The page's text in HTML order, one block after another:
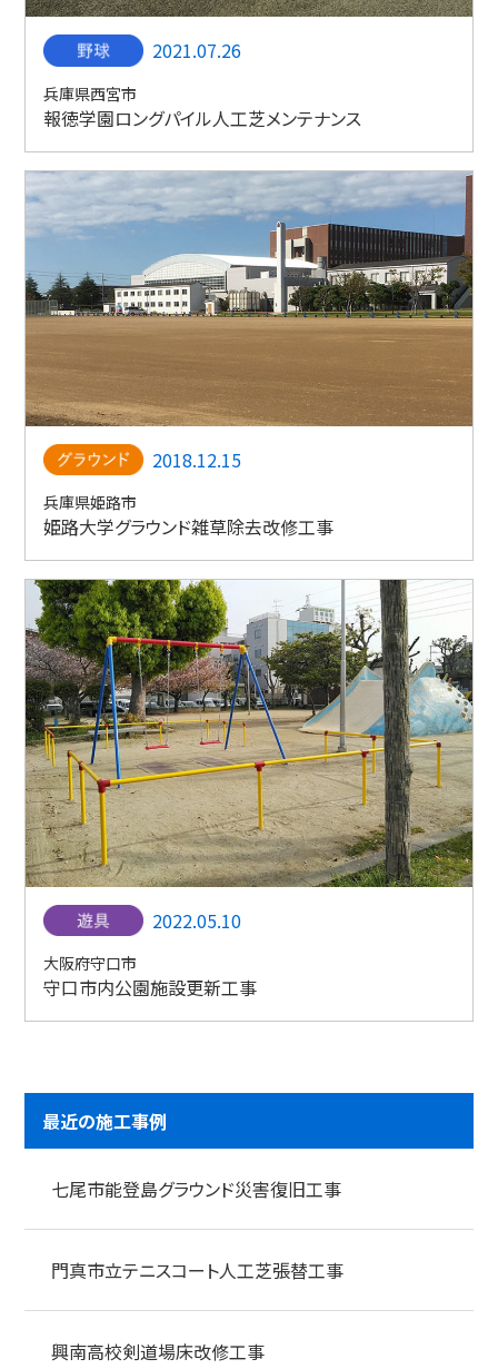
2021.07.26
兵庫県西宮市
報徳学園ロングパイル人工芝メンテナンス
2018.12.15
兵庫県姫路市
姫路大学グラウンド雑草除去改修工事
2022.05.10
大阪府守口市
守口市内公園施設更新工事
最近の施工事例
七尾市能登島グラウンド災害復旧工事
門真市立テニスコート人工芝張替工事
興南高校剣道場床改修工事